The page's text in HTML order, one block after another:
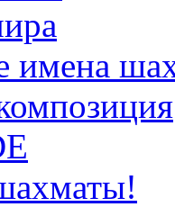
имена